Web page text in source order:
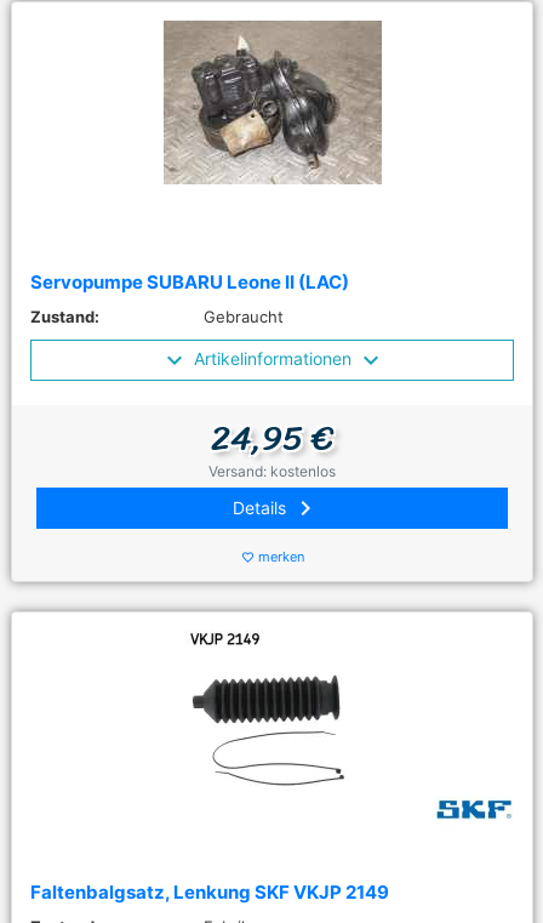
Servopumpe SUBARU Leone II (LAC)
Zustand: Gebraucht
Artikelinformationen
24,95 €
Versand: kostenlos
Details keyboard_arrow_right
favorite_border merken
Faltenbalgsatz, Lenkung SKF VKJP 2149